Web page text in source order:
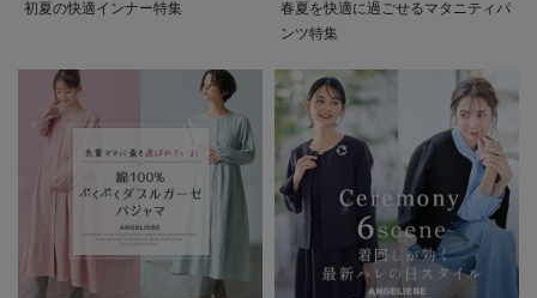
初夏の快適インナー特集
春夏を快適に過ごせるマタニティパ
ンツ特集